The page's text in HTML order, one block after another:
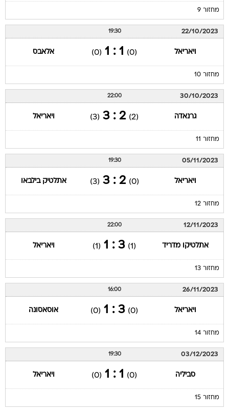
מחזור 9
22/10/2023
19:30
ויאריאל (0)
1 : 1
(0) אלאבס
מחזור 10
30/10/2023
22:00
גרנאדה (2)
2 : 3
(3) ויאריאל
מחזור 11
05/11/2023
19:30
ויאריאל (0)
2 : 3
(3) אתלטיק בילבאו
מחזור 12
12/11/2023
22:00
אתלטיקו מדריד (1)
3 : 1
(1) ויאריאל
מחזור 13
26/11/2023
16:00
ויאריאל (0)
3 : 1
(0) אוסאסונה
מחזור 14
03/12/2023
19:30
סביליה (0)
1 : 1
(0) ויאריאל
מחזור 15